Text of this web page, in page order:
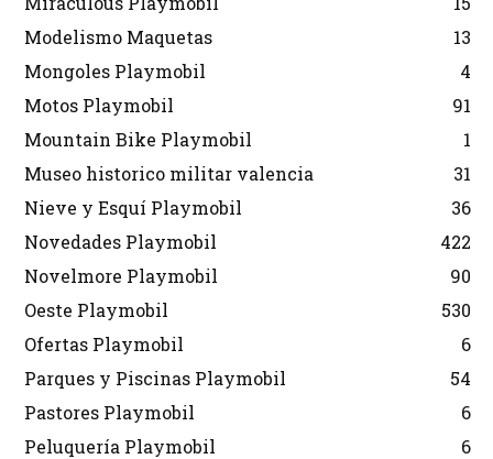
Modelismo Maquetas
13
Mongoles Playmobil
4
Motos Playmobil
91
Mountain Bike Playmobil
1
Museo historico militar valencia
31
Nieve y Esquí Playmobil
36
Novedades Playmobil
422
Novelmore Playmobil
90
Oeste Playmobil
530
Ofertas Playmobil
6
Parques y Piscinas Playmobil
54
Pastores Playmobil
6
Peluquería Playmobil
6